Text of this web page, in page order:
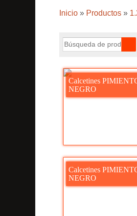
Inicio » Productos »
Calcetines
NEGRO
Calcetines
NEGRO